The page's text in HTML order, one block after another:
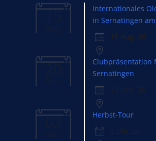
15
Internationales
in Sernatingen
15 Aug. 26
20
Clubpräsentation
Sernatingen
20 Sep. 26
02
Herbst-Tour
2 Okt. 26